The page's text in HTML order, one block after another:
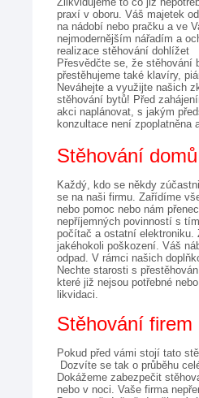
praxí v oboru. Váš majetek
na nádobí nebo pračku a ve
nejmodernějším nářadím a
realizace stěhování dohlížet
Přesvědčte se, že stěhování
přestěhujeme také klavíry,
Neváhejte a využijte našich
stěhování bytů! Před
akci naplánovat, s jakým
konzultace není zpoplatněna
Stěhování domů
Každý, kdo se někdy
se na naši firmu. Zařídíme
nebo pomoc nebo nám
nepříjemných povinností s
počítač a ostatní elektroniku.
jakéhokoli poškození. Váš
Nechte starosti s
které již nejsou potřebné
likvidaci.
Stěhování firem
Pokud před vámi stojí tato
Dozvíte se tak o průběhu
Dokážeme zabezpečit
nebo v noci. Vaše firma